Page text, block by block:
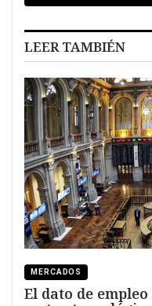
LEER TAMBIÉN
MERCADOS
El dato de